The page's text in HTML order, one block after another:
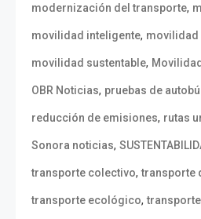
modernización del transporte,
movilidad inteligente, movilidad
movilidad sustentable,
OBR Noticias, pruebas de
reducción de emisiones, rutas
Sonora noticias,
transporte colectivo,transporte
transporte ecológico,